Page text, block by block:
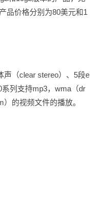
品价格分别为80美元和1
声（clear stereo）、5段e
列支持mp3，wma（dr
的视频文件的播放。